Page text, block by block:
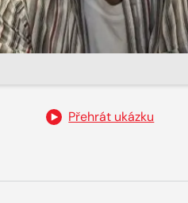
Přehrát ukázku